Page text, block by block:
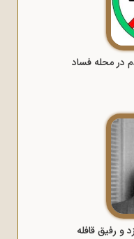
در محله فساد
و رفیق قافله